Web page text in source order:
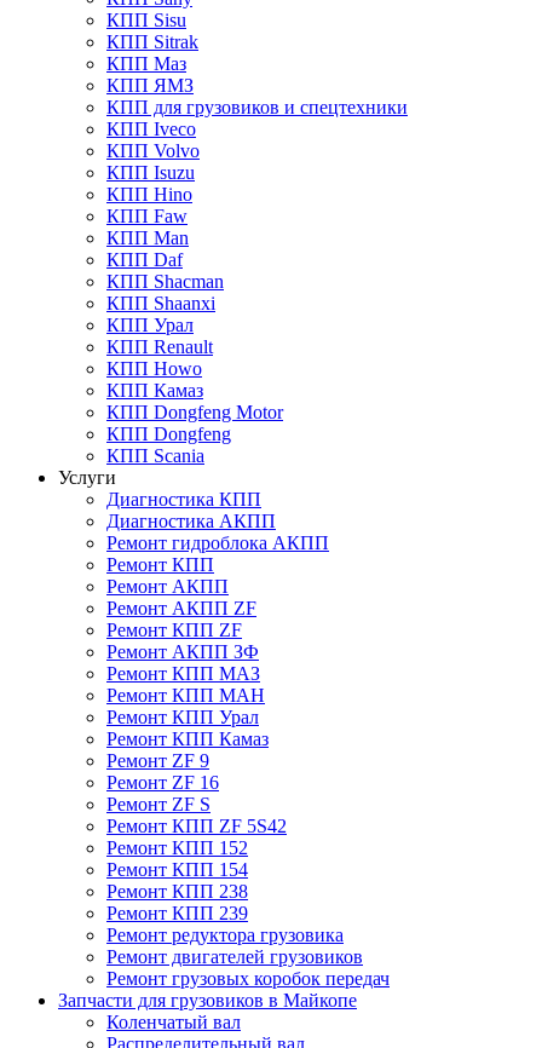
КПП Sisu
КПП Sitrak
КПП Маз
КПП ЯМЗ
КПП для грузовиков и спецтехники
КПП Iveco
КПП Volvo
КПП Isuzu
КПП Hino
КПП Faw
КПП Man
КПП Daf
КПП Shacman
КПП Shaanxi
КПП Урал
КПП Renault
КПП Howo
КПП Камаз
КПП Dongfeng Motor
КПП Dongfeng
КПП Scania
Услуги
Диагностика КПП
Диагностика АКПП
Ремонт гидроблока АКПП
Ремонт КПП
Ремонт АКПП
Ремонт АКПП ZF
Ремонт КПП ZF
Ремонт АКПП ЗФ
Ремонт КПП МАЗ
Ремонт КПП МАН
Ремонт КПП Урал
Ремонт КПП Камаз
Ремонт ZF 9
Ремонт ZF 16
Ремонт ZF S
Ремонт КПП ZF 5S42
Ремонт КПП 152
Ремонт КПП 154
Ремонт КПП 238
Ремонт КПП 239
Ремонт редуктора грузовика
Ремонт двигателей грузовиков
Ремонт грузовых коробок передач
Запчасти для грузовиков в Майкопе
Коленчатый вал
Распределительный вал